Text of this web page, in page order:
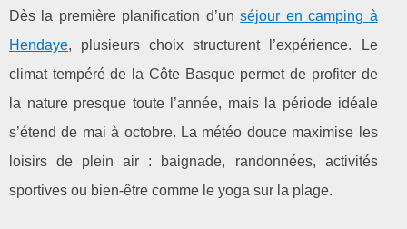
Dès la première planification d’unséjour en camping à
Hendaye, plusieurs choix structurent l’expérience. Le
climat tempéré de la Côte Basque permet de profiter de
la nature presque toute l’année, mais la période idéale
s’étend de mai à octobre. La météo douce maximise les
loisirs de plein air : baignade, randonnées, activités
sportives ou bien-être comme le yoga sur la plage.